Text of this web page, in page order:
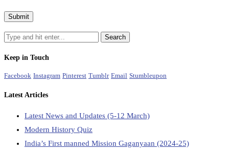
Keep in Touch
Facebook Instagram Pinterest Tumblr Email Stumbleupon
Latest Articles
Latest News and Updates (5-12 March)
Modern History Quiz
India’s First manned Mission Gaganyaan (2024-25)